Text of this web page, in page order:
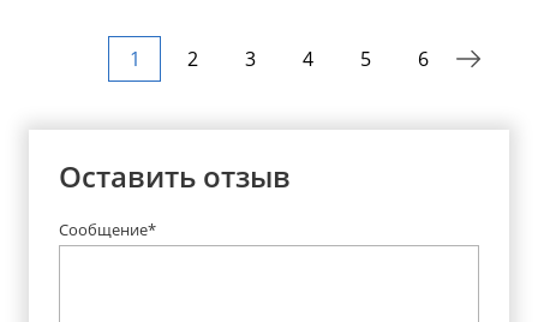
1 2 3 4 5 6
Оставить отзыв
Сообщение*